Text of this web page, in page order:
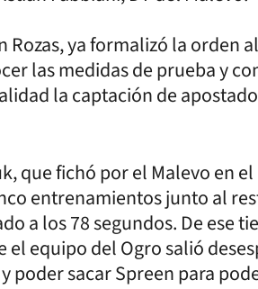
Rozas, ya formalizó la orden
las medidas de prueba y
la captación de
que fichó por el Malevo en
entrenamientos junto al
a los 78 segundos. De ese
el equipo del Ogro salió
poder sacar Spreen para